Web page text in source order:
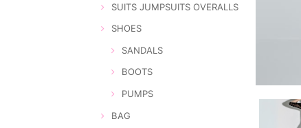
SUITS JUMPSUITS OVERALLS
SHOES
SANDALS
BOOTS
PUMPS
BAG